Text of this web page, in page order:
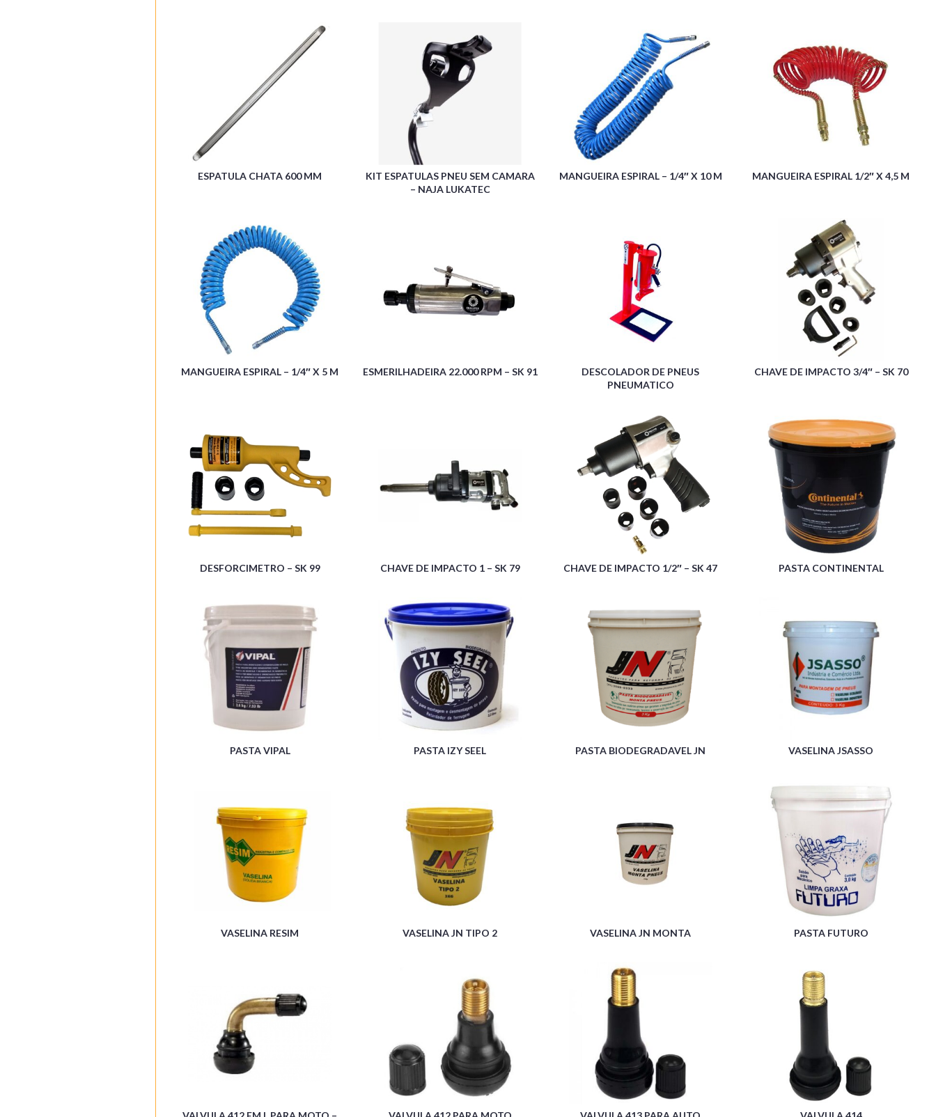
ESPATULA CHATA 600 MM
KIT ESPATULAS PNEU SEM CAMARA
– NAJA LUKATEC
MANGUEIRA ESPIRAL – 1/4″ X 10 M MANGUEIRA ESPIRAL 1/2″ X 4,5 M
MANGUEIRA ESPIRAL – 1/4″ X 5 M ESMERILHADEIRA 22.000 RPM – SK 91
DESCOLADOR DE PNEUS
PNEUMATICO
CHAVE DE IMPACTO 3/4″ – SK 70
DESFORCIMETRO – SK 99 CHAVE DE IMPACTO 1 – SK 79 CHAVE DE IMPACTO 1/2″ – SK 47 PASTA CONTINENTAL
PASTA VIPAL PASTA IZY SEEL PASTA BIODEGRADAVEL JN VASELINA JSASSO
VASELINA RESIM VASELINA JN TIPO 2 VASELINA JN MONTA PASTA FUTURO